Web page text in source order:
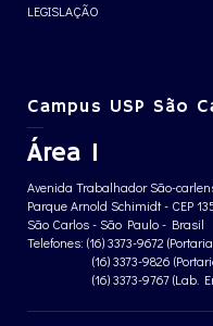
LEGISLAÇÃO
Campus USP São
Área 1
Avenida Trabalhador São-
Parque Arnold Schimidt - CEP
São Carlos - São Paulo - Brasil
Telefones: (16) 3373-9672
(16) 3373-9826 (Portaria
(16) 3373-9767 (Lab.